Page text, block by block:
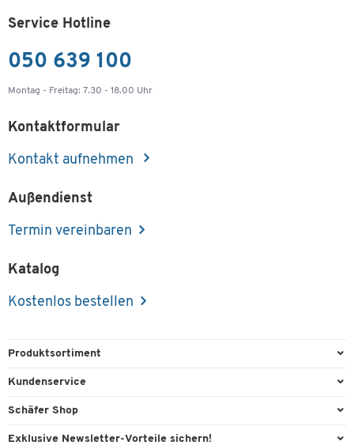
Service Hotline
050 639 100
Montag - Freitag: 7.30 - 18.00 Uhr
Kontaktformular
Kontakt aufnehmen
Außendienst
Termin vereinbaren
Katalog
Kostenlos bestellen
Produktsortiment
Büroausstattung
Kundenservice
Direktbestellung
Schäfer Shop
Services & Leistungen
Exklusive Newsletter-Vorteile sichern!